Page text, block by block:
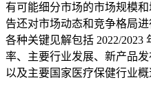
有可能细分市场的市场规模
告还对市场动态和竞争格局
各种关键见解包括 2022/2023
率、主要行业发展、新产品
以及主要国家医疗保健行业概